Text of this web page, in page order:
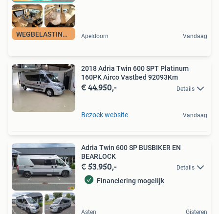
WEGBELASTINGVRIJ Apeldoorn Vandaag
2018 Adria Twin 600 SPT Platinum
160PK Airco Vastbed 92093Km
€ 44.950,- Details
Bezoek website Vandaag
Adria Twin 600 SP BUSBIKER EN
BEARLOCK
€ 53.950,- Details
Financiering mogelijk
Asten Gisteren